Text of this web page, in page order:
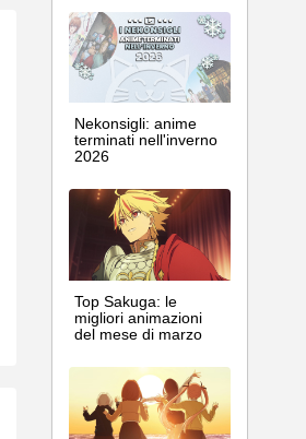
Nekonsigli: anime
terminati nell'inverno
2026
Top Sakuga: le
migliori animazioni
del mese di marzo